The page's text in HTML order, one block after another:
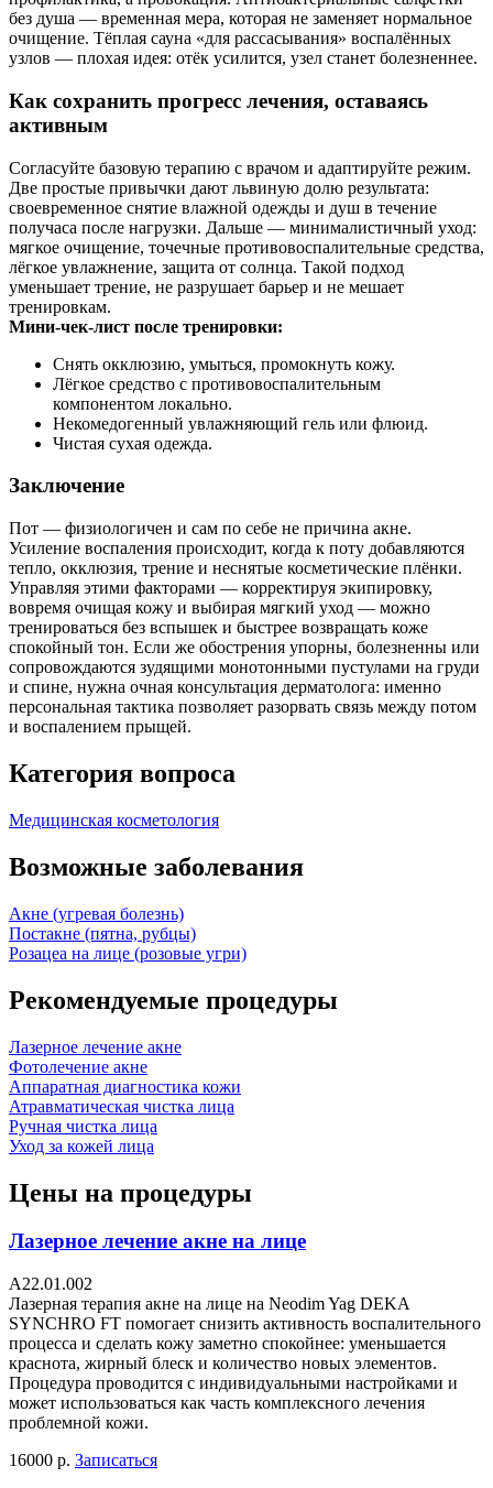
без душа — временная мера, которая не заменяет нормальное
очищение. Тёплая сауна «для рассасывания» воспалённых
узлов — плохая идея: отёк усилится, узел станет болезненнее.
Как сохранить прогресс лечения, оставаясь
активным
Согласуйте базовую терапию с врачом и адаптируйте режим.
Две простые привычки дают львиную долю результата:
своевременное снятие влажной одежды и душ в течение
получаса после нагрузки. Дальше — минималистичный уход:
мягкое очищение, точечные противовоспалительные средства,
лёгкое увлажнение, защита от солнца. Такой подход
уменьшает трение, не разрушает барьер и не мешает
тренировкам.
Мини‑чек‑лист после тренировки:
Снять окклюзию, умыться, промокнуть кожу.
Лёгкое средство с противовоспалительным
компонентом локально.
Некомедогенный увлажняющий гель или флюид.
Чистая сухая одежда.
Заключение
Пот — физиологичен и сам по себе не причина акне.
Усиление воспаления происходит, когда к поту добавляются
тепло, окклюзия, трение и неснятые косметические плёнки.
Управляя этими факторами — корректируя экипировку,
вовремя очищая кожу и выбирая мягкий уход — можно
тренироваться без вспышек и быстрее возвращать коже
спокойный тон. Если же обострения упорны, болезненны или
сопровождаются зудящими монотонными пустулами на груди
и спине, нужна очная консультация дерматолога: именно
персональная тактика позволяет разорвать связь между потом
и воспалением прыщей.
Категория вопроса
Медицинская косметология
Возможные заболевания
Акне (угревая болезнь)
Постакне (пятна, рубцы)
Розацеа на лице (розовые угри)
Рекомендуемые процедуры
Лазерное лечение акне
Фотолечение акне
Аппаратная диагностика кожи
Атравматическая чистка лица
Ручная чистка лица
Уход за кожей лица
Цены на процедуры
Лазерное лечение акне на лице
А22.01.002
Лазерная терапия акне на лице на Neodim Yag DEKA
SYNCHRO FT помогает снизить активность воспалительного
процесса и сделать кожу заметно спокойнее: уменьшается
краснота, жирный блеск и количество новых элементов.
Процедура проводится с индивидуальными настройками и
может использоваться как часть комплексного лечения
проблемной кожи.
16000 р. Записаться